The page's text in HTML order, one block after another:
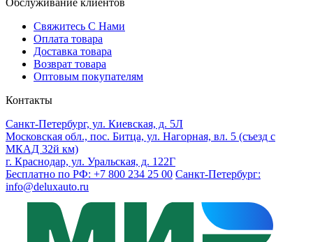
Свяжитесь С Нами
Оплата товара
Доставка товара
Возврат товара
Оптовым покупателям
Контакты
Санкт-Петербург, ул. Киевская, д. 5Л
Московская обл., пос. Битца, ул. Нагорная, вл. 5 (съезд с
МКАД 32й км)
г. Краснодар, ул. Уральская, д. 122Г
Бесплатно по РФ: +7 800 234 25 00 Санкт-Петербург:
info@deluxauto.ru